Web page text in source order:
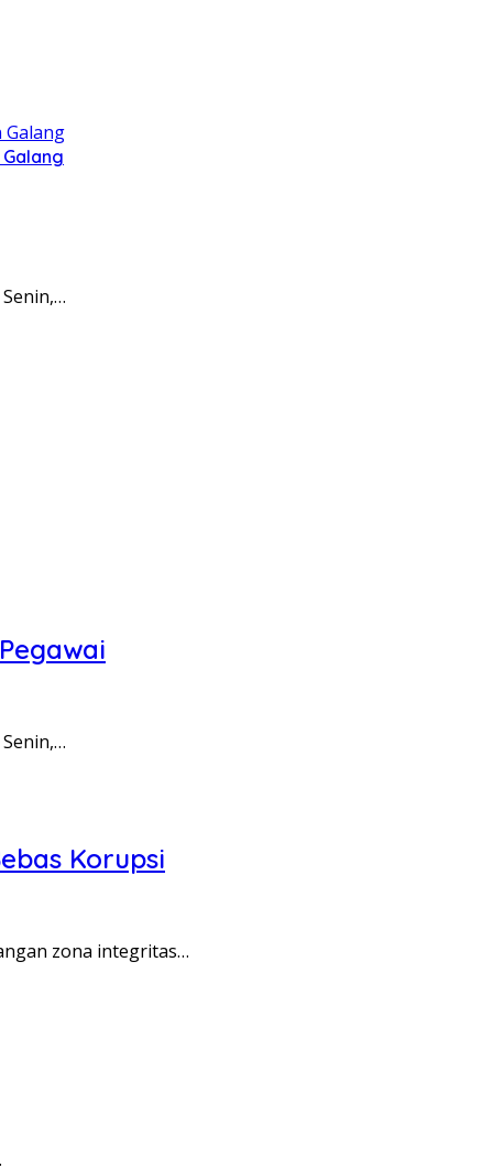
Korupsi
zona integritas…